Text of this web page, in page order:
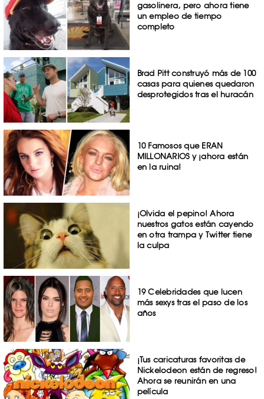
gasolinera, pero ahora tiene
un empleo de tiempo
completo
Brad Pitt construyó más de 100
casas para quienes quedaron
desprotegidos tras el huracán
10 Famosos que ERAN
MILLONARIOS y ¡ahora están
en la ruina!
¡Olvida el pepino! Ahora
nuestros gatos están cayendo
en otra trampa y Twitter tiene
la culpa
19 Celebridades que lucen
más sexys tras el paso de los
años
¡Tus caricaturas favoritas de
Nickelodeon están de regreso!
Ahora se reunirán en una
película